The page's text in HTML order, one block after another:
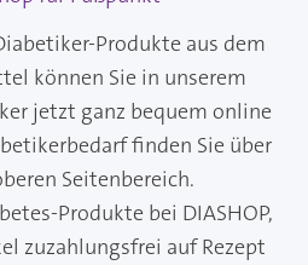
Produkte aus dem
können Sie in unserem
jetzt ganz bequem online
finden Sie über
Seitenbereich.
Produkte bei DIASHOP,
zuzahlungsfrei auf Rezept